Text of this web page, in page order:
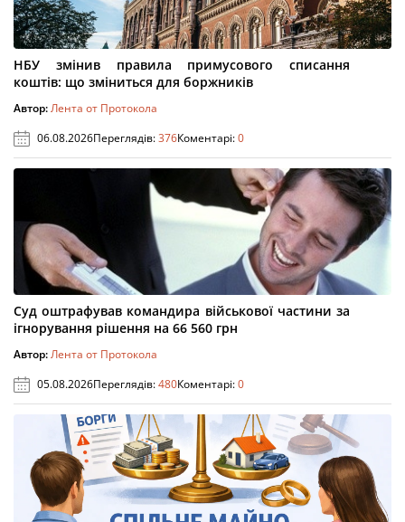
НБУ змінив правила примусового списання
коштів: що зміниться для боржників
Автор:Лента от Протокола
06.08.2026Переглядів:376Коментарі:0
Суд оштрафував командира військової частини за
ігнорування рішення на 66 560 грн
Автор:Лента от Протокола
05.08.2026Переглядів:480Коментарі:0